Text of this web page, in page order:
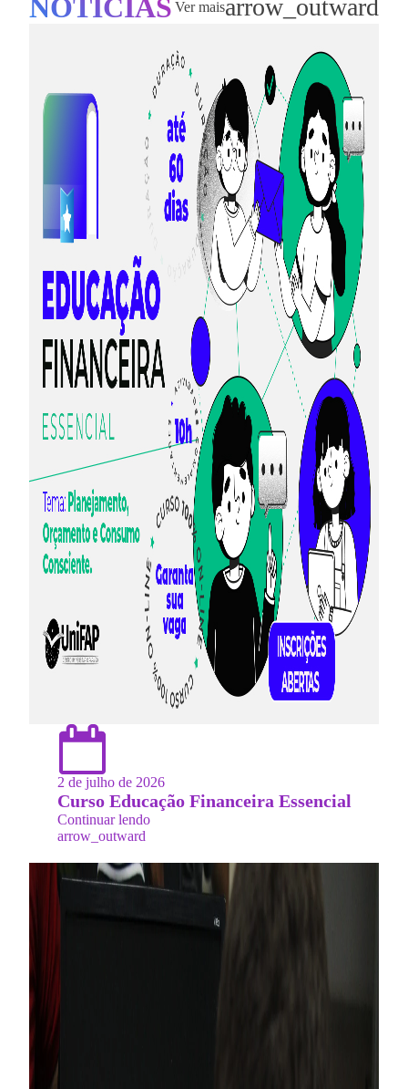
NOTÍCIAS Ver maisarrow_outward
2 de julho de 2026
Curso Educação Financeira Essencial
Continuar lendo
arrow_outward